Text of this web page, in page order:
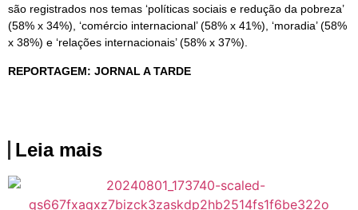
são registrados nos temas ‘políticas sociais e redução da pobreza’
(58% x 34%), ‘comércio internacional’ (58% x 41%), ‘moradia’ (58%
x 38%) e ‘relações internacionais’ (58% x 37%).
REPORTAGEM: JORNAL A TARDE
Leia mais